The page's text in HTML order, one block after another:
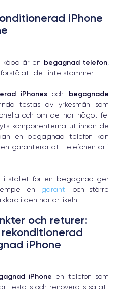
iPhone
köpa är en begagnad telefon
att det inte stämmer.
iPhonesoch begagnade
testas av yrkesmän som
och om de har något fel
komponenterna ut innan de
en begagnad telefon kan
garanterar att telefonen är i
i stället för en begagnad ger
en
garanti
och större
i den här artikeln.
och returer:
iPhone
iPhone en telefon som
testats och renoverats så att